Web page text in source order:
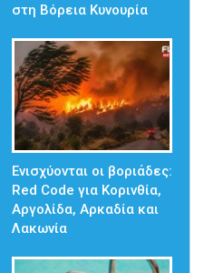
στη Βόρεια Κυνουρία
Ενισχύονται οι βοριάδες:
Red Code για Κορινθία,
Αργολίδα, Αρκαδία και
Λακωνία